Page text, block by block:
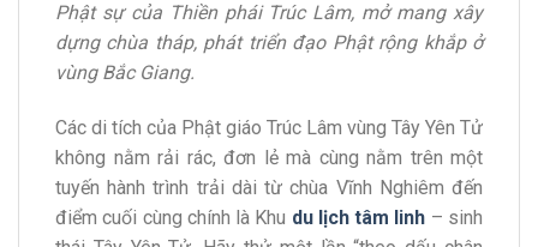
Phật sự của Thiền phái Trúc Lâm, mở mang xây
dựng chùa tháp, phát triển đạo Phật rộng khắp ở
vùng Bắc Giang.
Các di tích của Phật giáo Trúc Lâm vùng Tây Yên Tử
không nằm rải rác, đơn lẻ mà cùng nằm trên một
tuyến hành trình trải dài từ chùa Vĩnh Nghiêm đến
điểm cuối cùng chính là Khu du lịch tâm linh – sinh